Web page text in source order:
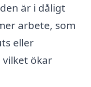
är i dåligt
arbete, som
eller
vilket ökar